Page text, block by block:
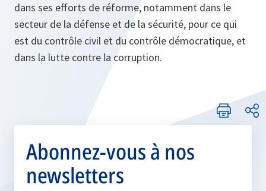
dans ses efforts de réforme, notamment dans le
secteur de la défense et de la sécurité, pour ce qui
est du contrôle civil et du contrôle démocratique, et
dans la lutte contre la corruption.
Abonnez-vous à nos
newsletters